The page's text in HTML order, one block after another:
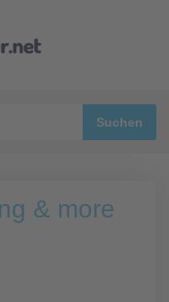
& more